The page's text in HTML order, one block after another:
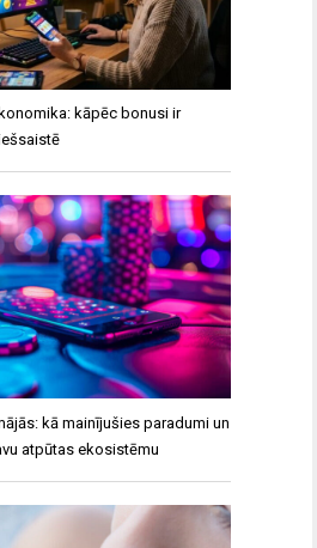
kāpēc bonusi ir
kā mainījušies paradumi un
atpūtas ekosistēmu